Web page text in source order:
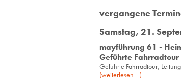
vergangene
Samstag, 21.
mayführung 61 -
Geführte Fahrradtour
Geführte Fahrradtour,
(weiterlesen ...)